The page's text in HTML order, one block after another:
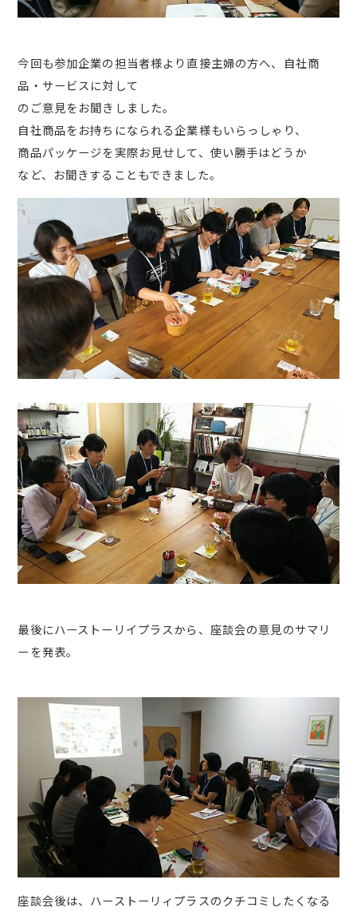
今回も参加企業の担当者様より直接主婦の方へ、自社商
品・サービスに対して
のご意見をお聞きしました。
自社商品をお持ちになられる企業様もいらっしゃり、
商品パッケージを実際お見せして、使い勝手はどうか
など、お聞きすることもできました。
最後にハーストーリイプラスから、座談会の意見のサマリ
ーを発表。
座談会後は、ハーストーリィプラスのクチコミしたくなる